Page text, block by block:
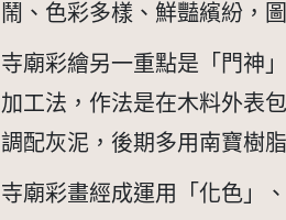
鬧、色彩多樣、鮮豔繽紛，
寺廟彩繪另一重點是「門神
加工法，作法是在木料外表
調配灰泥，後期多用南寶樹
寺廟彩畫經成運用「化色」